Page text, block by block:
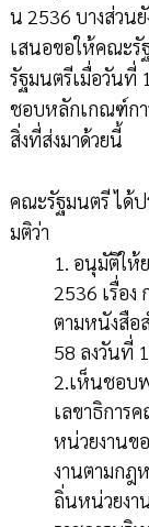
น 2536 บางส่วน
เสนอขอให้คณะ
รัฐมนตรีเมื่อวันที่
ชอบหลักเกณฑ์กา
สิ่งที่ส่งมาด้วยนี้
คณะรัฐมนตรี ได้
มติว่า
1. อนุมัติให้
2536 เรื่อง
ตามหนังสือ
58 ลงวันที่
2.เห็นชอบ
เลขาธิการ
หน่วยงานข
งานตามกฎ
ถิ่นหน่วยง